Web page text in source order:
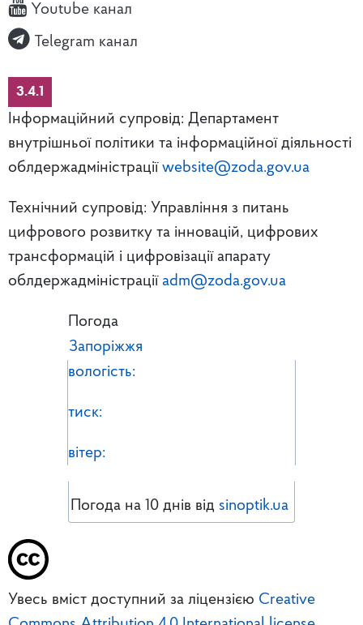
Youtube канал
Telegram канал
3.4.1
Інформаційний супровід: Департамент
внутрішньої політики та інформаційної діяльності
облдержадміністрації website@zoda.gov.ua
Технічний супровід: Управління з питань
цифрового розвитку та інновацій, цифрових
трансформацій і цифровізації апарату
облдержадміністрації adm@zoda.gov.ua
Погода
Запоріжжя
вологість:
тиск:
вітер:
Погода на 10 днів від sinoptik.ua
Увесь вміст доступний за ліцензією Creative